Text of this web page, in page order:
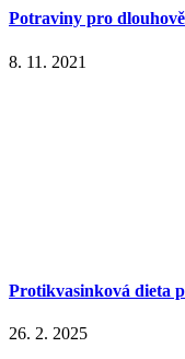
Potraviny pro
8. 11. 2021
Protikvasinková dieta
26. 2. 2025